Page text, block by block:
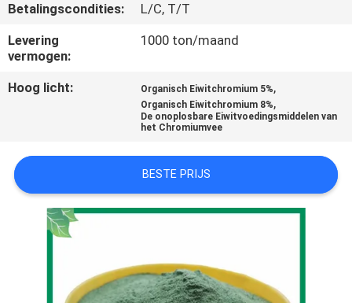
VERZOEK
OM EEN
CITAAT
PRIVACYBELEID
Betalingscondities:
L/C, T/T
Levering
vermogen:
1000 ton/maand
Hoog licht: Organisch Eiwitchromium 5%,
Organisch Eiwitchromium 8%,
De onoplosbare Eiwitvoedingsmiddelen van
het Chromiumvee
BESTE PRIJS